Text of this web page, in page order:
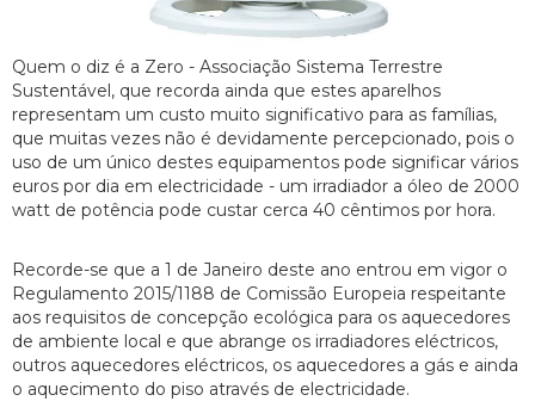
Quem o diz é a Zero - Associação Sistema Terrestre
Sustentável, que recorda ainda que estes aparelhos
representam um custo muito significativo para as famílias,
que muitas vezes não é devidamente percepcionado, pois o
uso de um único destes equipamentos pode significar vários
euros por dia em electricidade - um irradiador a óleo de 2000
watt de potência pode custar cerca 40 cêntimos por hora.
Recorde-se que a 1 de Janeiro deste ano entrou em vigor o
Regulamento 2015/1188 de Comissão Europeia respeitante
aos requisitos de concepção ecológica para os aquecedores
de ambiente local e que abrange os irradiadores eléctricos,
outros aquecedores eléctricos, os aquecedores a gás e ainda
o aquecimento do piso através de electricidade.